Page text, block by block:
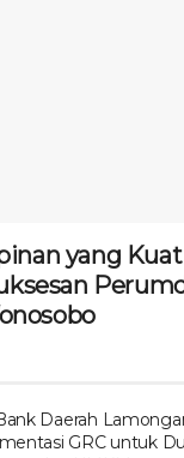
yang
Daerah
GRC untuk